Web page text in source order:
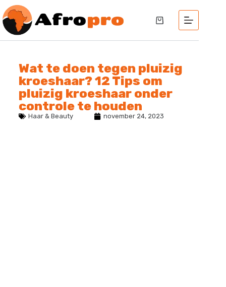
Wat te doen tegen pluizig
kroeshaar? 12 Tips om
pluizig kroeshaar onder
controle te houden
Haar & Beauty november 24, 2023